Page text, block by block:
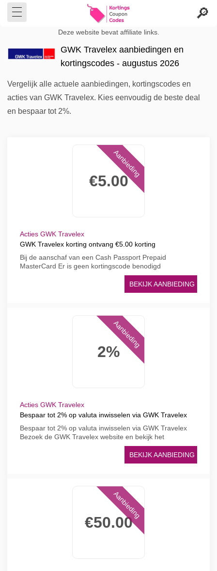
Deze website bevat affiliate links.
GWK Travelex aanbiedingen en
kortingscodes - augustus 2026
Vergelijk alle actuele aanbiedingen, kortingscodes en
acties van GWK Travelex. Kies eenvoudig de beste deal
en bespaar tot 2%.
€5.00
Aanbieding
Acties GWK Travelex
GWK Travelex korting ontvang €5.00 korting
Bij de aanschaf van een Cash Passport Prepaid
MasterCard Er is geen kortingscode benodigd
BEKIJK AANBIEDING
2%
Aanbieding
Acties GWK Travelex
Bespaar tot 2% op valuta inwisselen via GWK Travelex
Bespaar tot 2% op valuta inwisselen via GWK Travelex
Bezoek de GWK Travelex website en bekijk het
BEKIJK AANBIEDING
€50.00
Aanbieding